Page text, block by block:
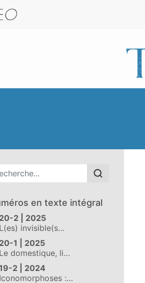
principal
en texte intégral
20-2 | 2025
L(es) invisible(s…
20-1 | 2025
Le domestique, li…
2 | 2024
Iconomorphoses :…